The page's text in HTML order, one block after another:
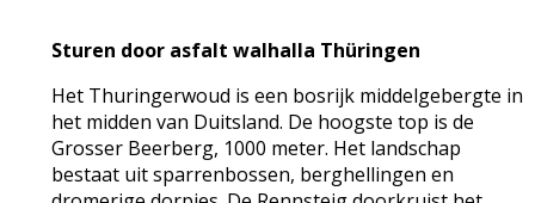
Sturen door asfalt walhalla Thüringen
Het Thuringerwoud is een bosrijk middelgebergte in
het midden van Duitsland. De hoogste top is de
Grosser Beerberg, 1000 meter. Het landschap
bestaat uit sparrenbossen, berghellingen en